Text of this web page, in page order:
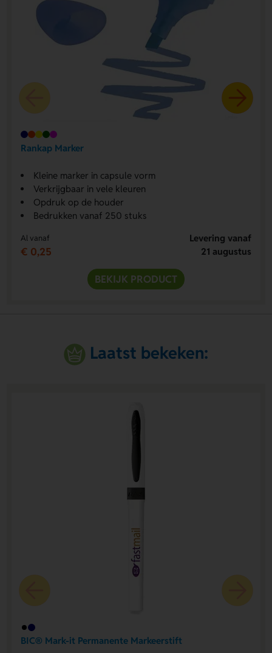
Rankap Marker
Kleine marker in capsule vorm
Verkrijgbaar in vele kleuren
Opdruk op de houder
Bedrukken vanaf 250 stuks
Al vanaf
€ 0,25
Levering vanaf
21 augustus
BEKIJK PRODUCT
Laatst bekeken:
BIC® Mark-it Permanente Markeerstift